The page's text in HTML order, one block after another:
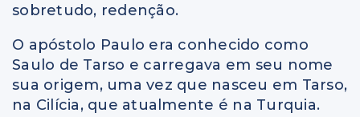
sobretudo, redenção.
O apóstolo Paulo era conhecido como
Saulo de Tarso e carregava em seu nome
sua origem, uma vez que nasceu em Tarso,
na Cilícia, que atualmente é na Turquia.